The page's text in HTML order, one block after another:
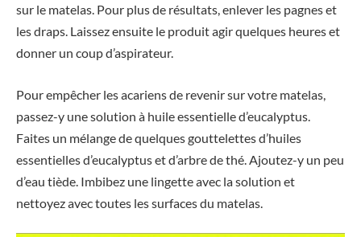
sur le matelas. Pour plus de résultats, enlever les pagnes et
les draps. Laissez ensuite le produit agir quelques heures et
donner un coup d’aspirateur.
Pour empêcher les acariens de revenir sur votre matelas,
passez-y une solution à huile essentielle d’eucalyptus.
Faites un mélange de quelques gouttelettes d’huiles
essentielles d’eucalyptus et d’arbre de thé. Ajoutez-y un peu
d’eau tiède. Imbibez une lingette avec la solution et
nettoyez avec toutes les surfaces du matelas.